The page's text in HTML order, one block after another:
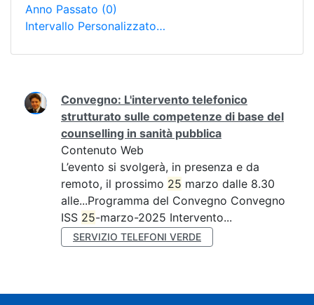
Anno Passato (0)
Intervallo Personalizzato…
Ricerca
Convegno: L'intervento telefonico
strutturato sulle competenze di base del
counselling in sanità pubblica
Contenuto Web
L’evento si svolgerà, in presenza e da
remoto, il prossimo 25 marzo dalle 8.30
alle...Programma del Convegno Convegno
ISS 25-marzo-2025 Intervento...
SERVIZIO TELEFONI VERDE